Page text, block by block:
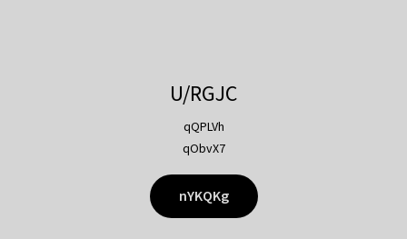
U/RGJC
qQPLVh
qObvX7
nYKQKg